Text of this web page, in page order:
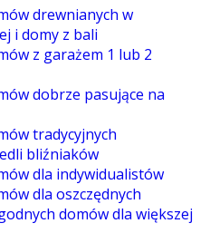
drewnianych w
i domy z bali
z garażem 1 lub 2
dobrze pasujące na
tradycyjnych
bliźniaków
dla indywidualistów
dla oszczędnych
domów dla większej